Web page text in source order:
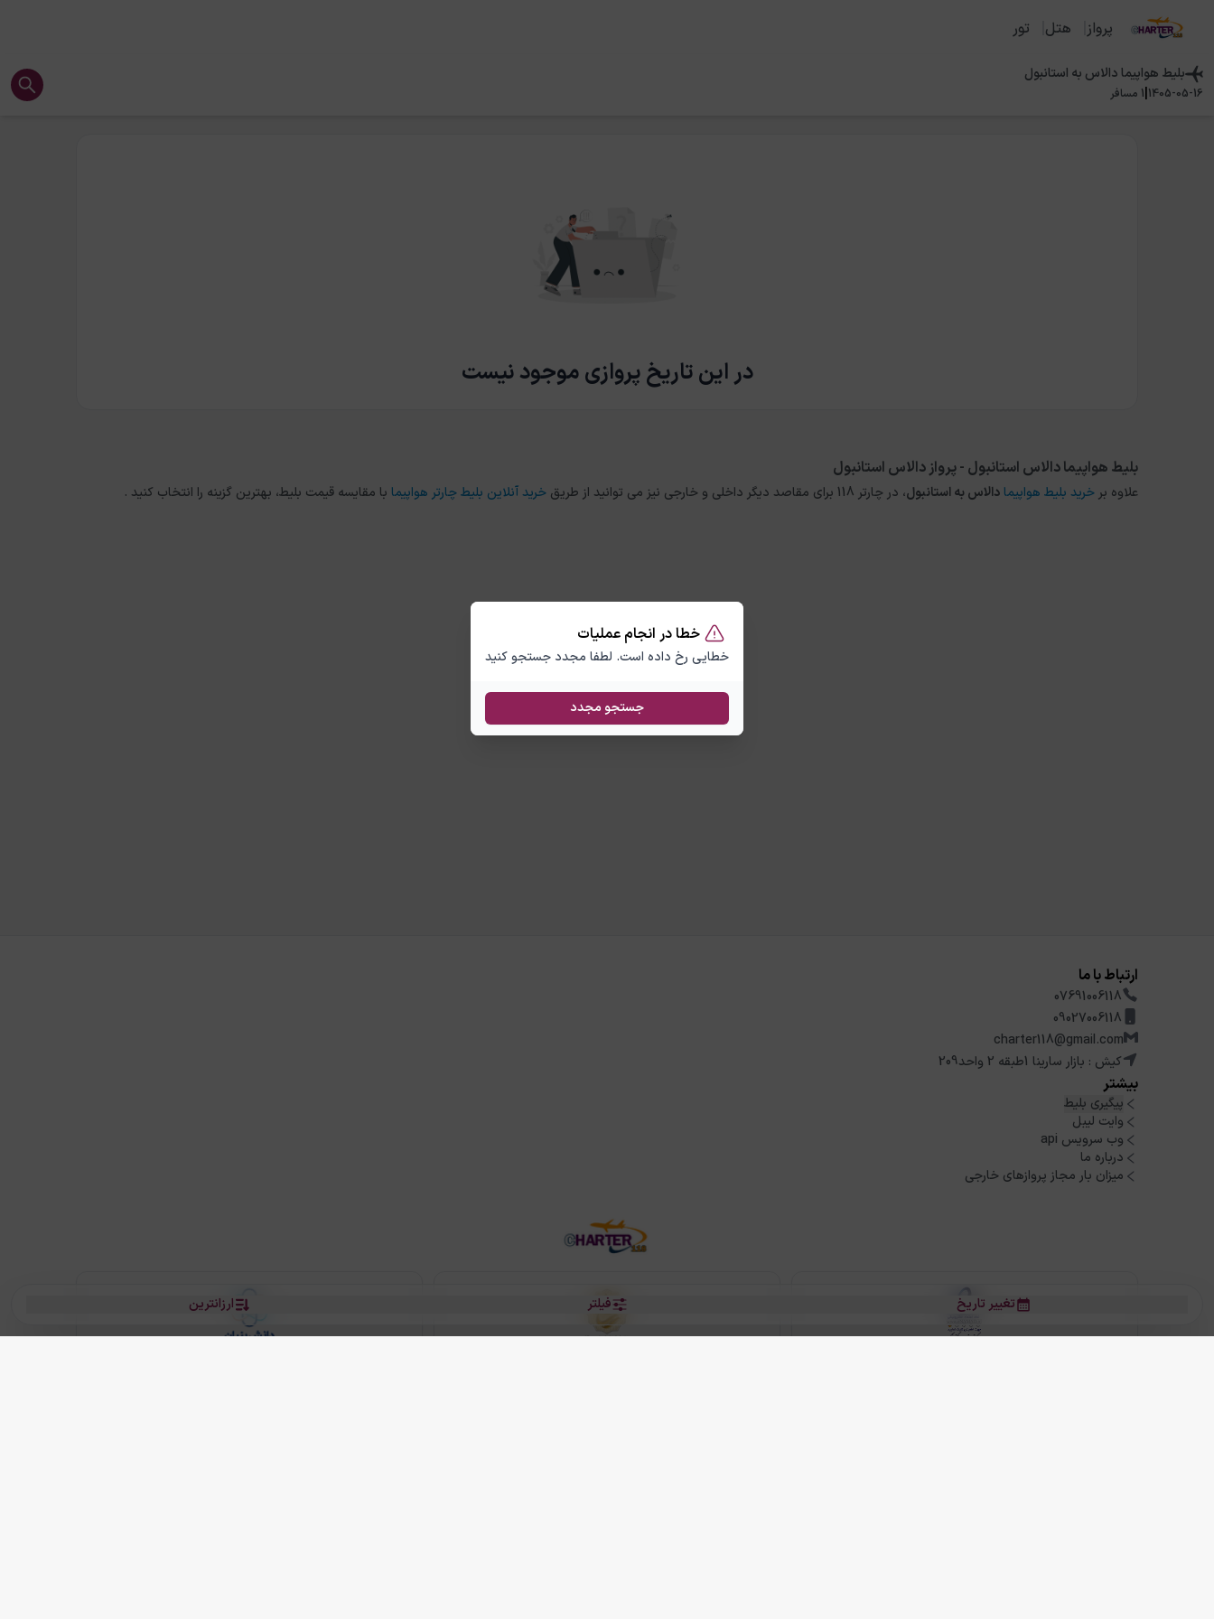
خطا در انجام عملیات
خطایی رخ داده است. لطفا مجدد جستجو کنید
جستجو مجدد
پرواز هتل تور
بلیط هواپیمادالاس به استانبول
1405-05-16
|
1 مسافر
در این تاریخ پروازی موجود نیست
ارزانترین فیلتر تغییر تاریخ
بلیط هواپیما دالاس استانبول - پرواز دالاس استانبول
علاوه بر خرید بلیط هواپیما دالاسبهاستانبول، در چارتر 118 برای مقاصد دیگر داخلی و خارجی نیز می توانید از طریق خرید آنلاین بلیط چارتر هواپیما با مقایسه قیمت بلیط، بهترین گزینه را انتخاب کنید .
ارتباط با ما
07691006118
09027006118
charter118@gmail.com
کیش : بازار سارینا 1طبقه 2 واحد209
بیشتر
پیگیری بلیط
وایت لیبل
وب سرویس api
درباره ما
میزان بار مجاز پروازهای خارجی